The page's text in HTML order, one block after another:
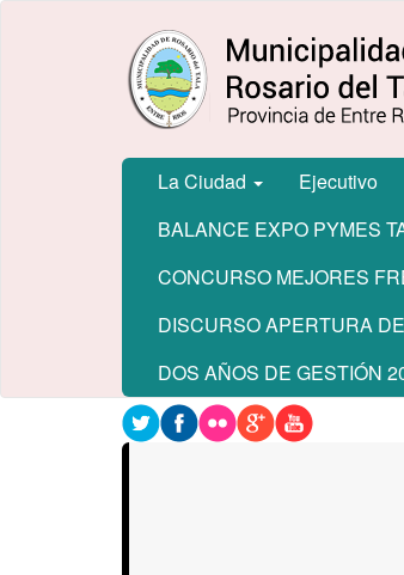
Municipalidad
de Rosario
del Tala
La Ciudad Ejecutivo
BALANCE EXPO PYMES
CONCURSO MEJORES
DISCURSO APERTURA
DOS AÑOS DE GESTIÓN
Contenido